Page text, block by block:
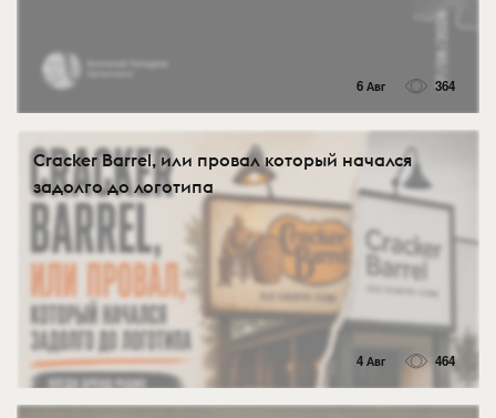
6 Авг 364
Cracker Barrel, или провал который начался
задолго до логотипа
4 Авг 464